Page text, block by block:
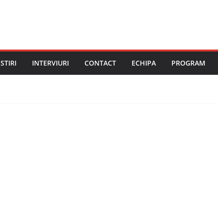
STIRI INTERVIURI CONTACT ECHIPA PROGRAM